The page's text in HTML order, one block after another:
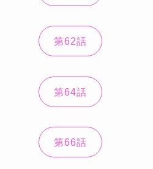
第62話
第64話
第66話